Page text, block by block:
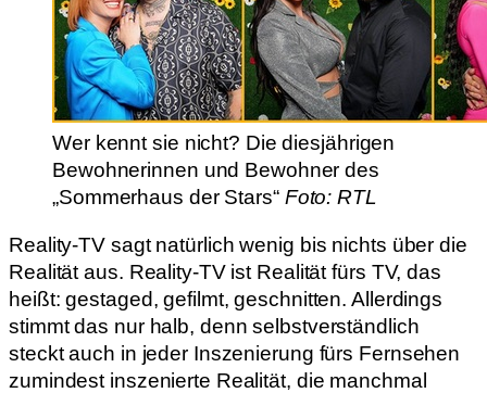
Wer kennt sie nicht? Die diesjährigen
Bewohnerinnen und Bewohner des
„Sommerhaus der Stars“ Foto: RTL
Reality-TV sagt natürlich wenig bis nichts über die
Realität aus. Reality-TV ist Realität fürs TV, das
heißt: gestaged, gefilmt, geschnitten. Allerdings
stimmt das nur halb, denn selbstverständlich
steckt auch in jeder Inszenierung fürs Fernsehen
zumindest inszenierte Realität, die manchmal